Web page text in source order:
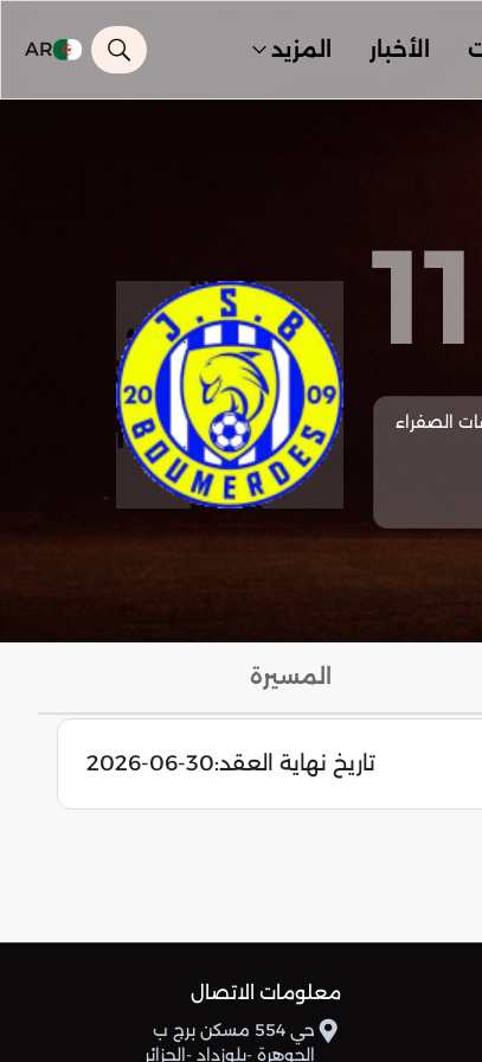
الأخبار المزيد AR
الصفراء
11
المسيرة
تاريخ نهاية العقد:2026-06-30
معلومات الاتصال
حي 554 مسكن برج ب
الجوهرة -بلوزداد -الجزائر